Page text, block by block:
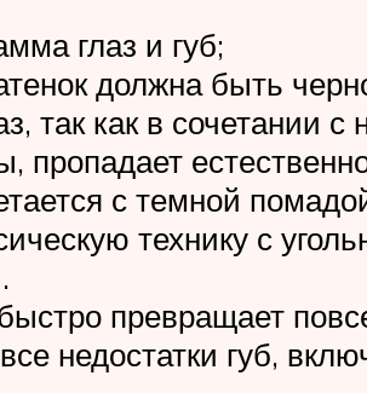
глаз и губ;
должна быть
так как в сочетании
пропадает
с темной
технику с
превращает
недостатки губ,